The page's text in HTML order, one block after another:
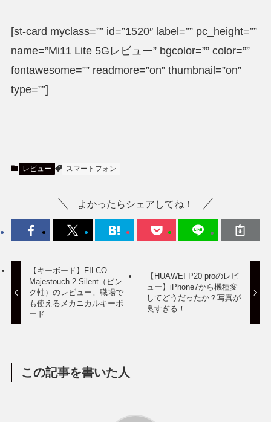
[st-card myclass=”” id=”1520″ label=”” pc_height=””
name=”Mi11 Lite 5Gレビュー” bgcolor=”” color=””
fontawesome=”” readmore=”on” thumbnail=”on”
type=””]
レビュー スマートフォン
よかったらシェアしてね！
【キーボード】FILCO
Majestouch 2 Silent（ピン
ク軸）のレビュー。職場で
も使えるメカニカルキーボ
ード
【HUAWEI P20 proのレビ
ュー】iPhone7から機種変
してどうだったか？写真が
良すぎる！
この記事を書いた人